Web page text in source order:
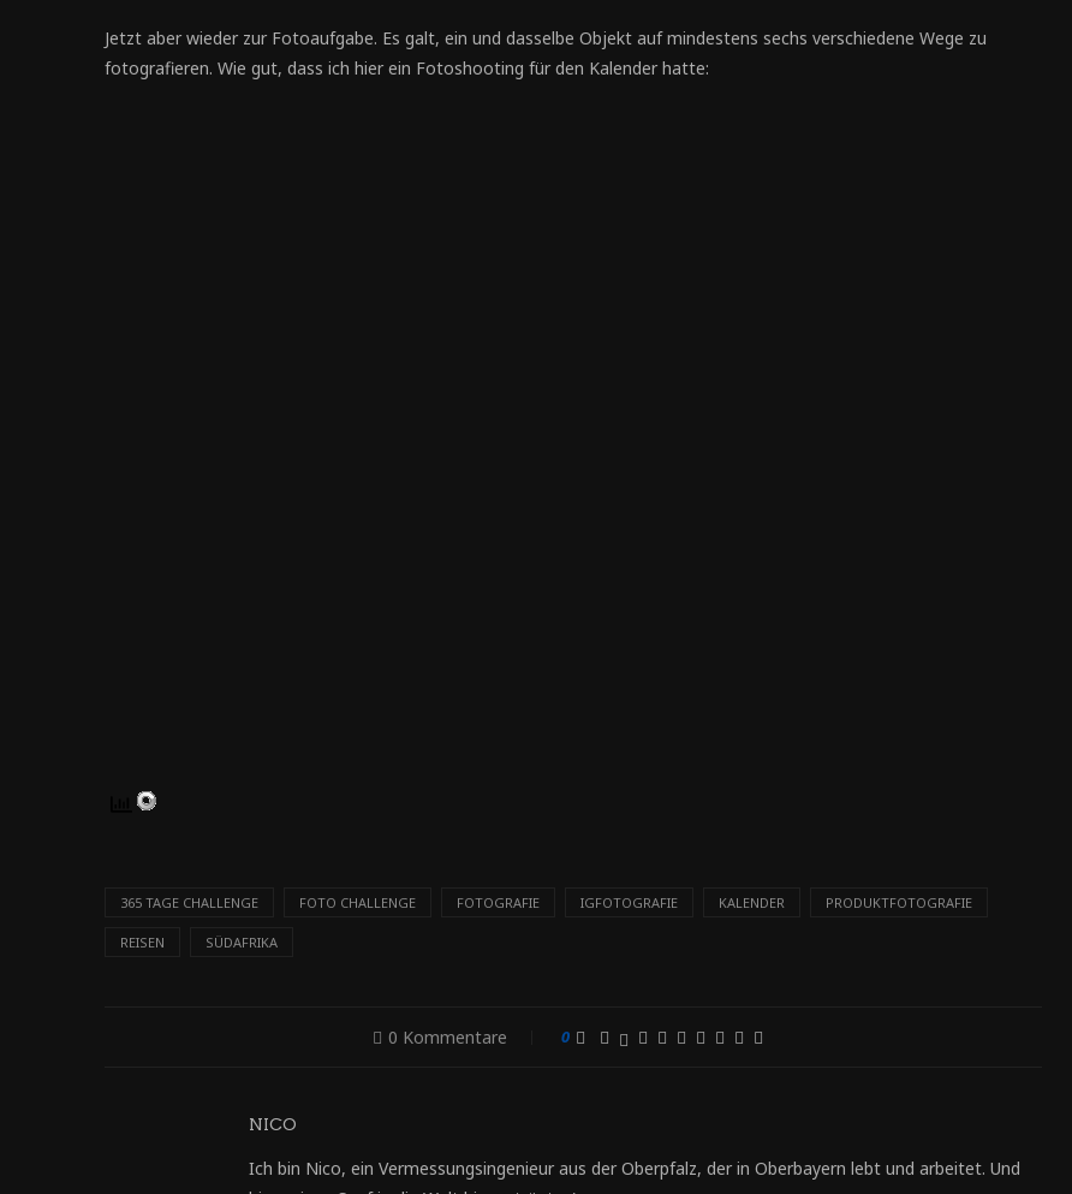
Jetzt aber wieder zur Fotoaufgabe. Es galt, ein und dasselbe Objekt auf mindestens sechs verschiedene Wege zu
fotografieren. Wie gut, dass ich hier ein Fotoshooting für den Kalender hatte:
365 TAGE CHALLENGE FOTO CHALLENGE FOTOGRAFIE IGFOTOGRAFIE KALENDER PRODUKTFOTOGRAFIE
REISEN SÜDAFRIKA
0 Kommentare 0
NICO
Ich bin Nico, ein Vermessungsingenieur aus der Oberpfalz, der in Oberbayern lebt und arbeitet. Und